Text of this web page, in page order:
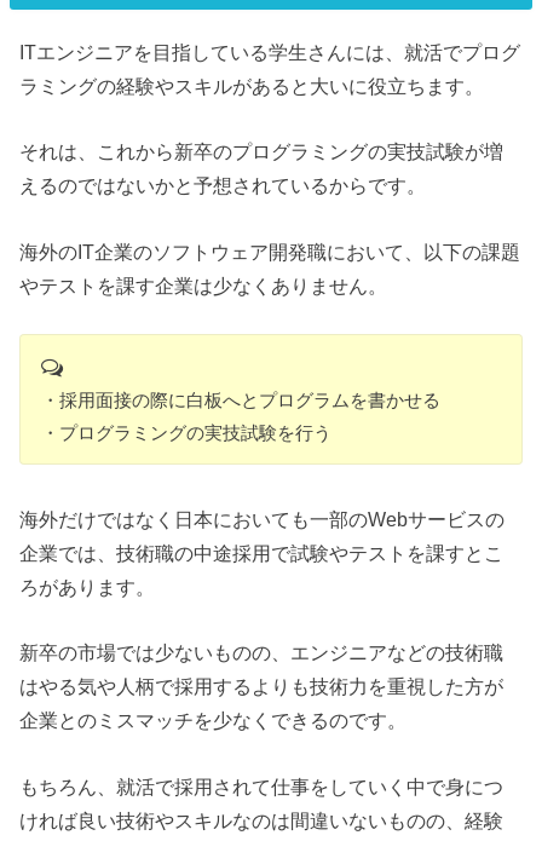
ITエンジニアを目指している学生さんには、就活でプログ
ラミングの経験やスキルがあると大いに役立ちます。
それは、これから新卒のプログラミングの実技試験が増
えるのではないかと予想されているからです。
海外のIT企業のソフトウェア開発職において、以下の課題
やテストを課す企業は少なくありません。
・採用面接の際に白板へとプログラムを書かせる
・プログラミングの実技試験を行う
海外だけではなく日本においても一部のWebサービスの
企業では、技術職の中途採用で試験やテストを課すとこ
ろがあります。
新卒の市場では少ないものの、エンジニアなどの技術職
はやる気や人柄で採用するよりも技術力を重視した方が
企業とのミスマッチを少なくできるのです。
もちろん、就活で採用されて仕事をしていく中で身につ
ければ良い技術やスキルなのは間違いないものの、経験